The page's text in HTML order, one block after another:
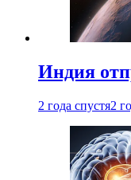
Индия
2 года спустя2